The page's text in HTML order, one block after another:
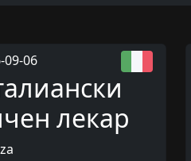
09-06
лекар